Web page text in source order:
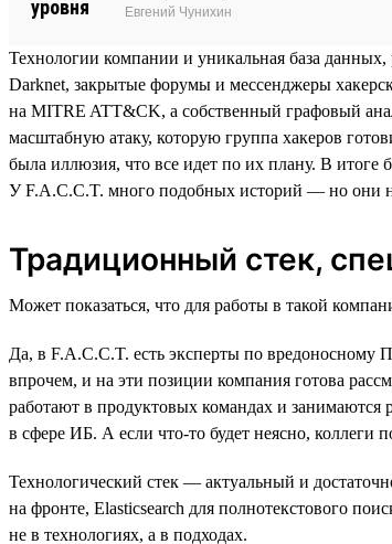
Евгений Чунихин
Технологии компании и уникальная база
Darknet, закрытые форумы и мессенджеры
на MITRE ATT&CK, а собственный графовый
масштабную атаку, которую группа хакеров
была иллюзия, что все идет по их плану. В итоге
У F.A.C.C.T. много подобных историй — но они
Традиционный стек,
Может показаться, что для работы в такой
Да, в F.A.C.C.T. есть эксперты по
впрочем, и на эти позиции компания готова
работают в продуктовых командах и занимаются
в сфере ИБ. А если что-то будет неясно, коллеги
Технологический стек — актуальный и
на фронте, Elasticsearch для полнотекстового
не в технологиях, а в подходах.